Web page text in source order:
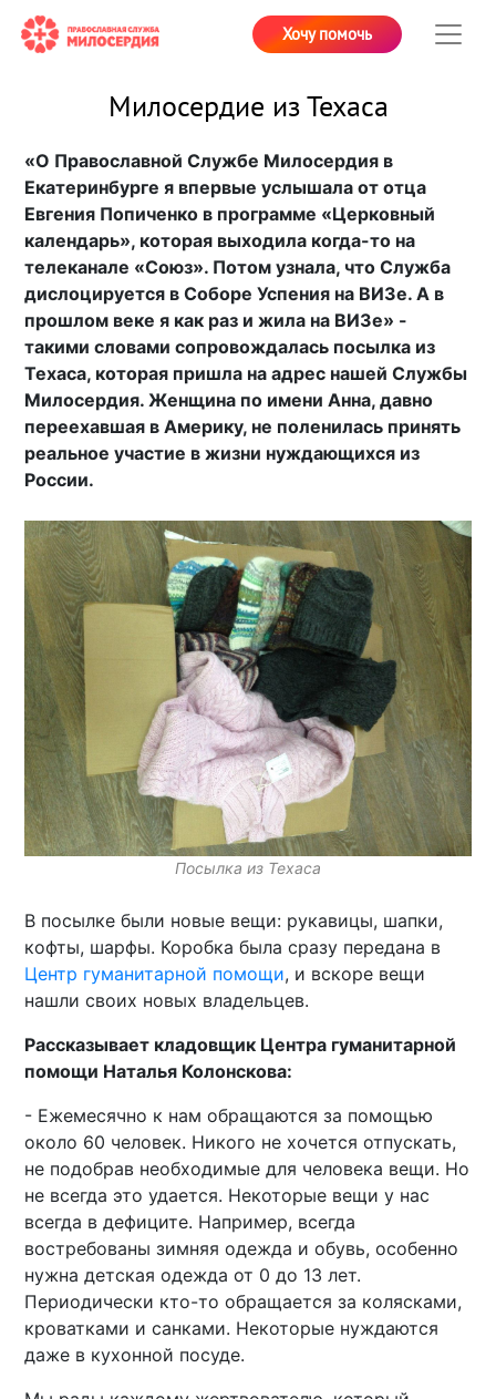
Хочу помочь
Милосердие из Техаса
«О Православной Службе Милосердия в
Екатеринбурге я впервые услышала от отца
Евгения Попиченко в программе «Церковный
календарь», которая выходила когда-то на
телеканале «Союз». Потом узнала, что Служба
дислоцируется в Соборе Успения на ВИЗе. А в
прошлом веке я как раз и жила на ВИЗе» -
такими словами сопровождалась посылка из
Техаса, которая пришла на адрес нашей Службы
Милосердия. Женщина по имени Анна, давно
переехавшая в Америку, не поленилась принять
реальное участие в жизни нуждающихся из
России.
Посылка из Техаса
В посылке были новые вещи: рукавицы, шапки,
кофты, шарфы. Коробка была сразу передана в
Центр гуманитарной помощи, и вскоре вещи
нашли своих новых владельцев.
Рассказывает кладовщик Центра гуманитарной
помощи Наталья Колонскова:
- Ежемесячно к нам обращаются за помощью
около 60 человек. Никого не хочется отпускать,
не подобрав необходимые для человека вещи. Но
не всегда это удается. Некоторые вещи у нас
всегда в дефиците. Например, всегда
востребованы зимняя одежда и обувь, особенно
нужна детская одежда от 0 до 13 лет.
Периодически кто-то обращается за колясками,
кроватками и санками. Некоторые нуждаются
даже в кухонной посуде.